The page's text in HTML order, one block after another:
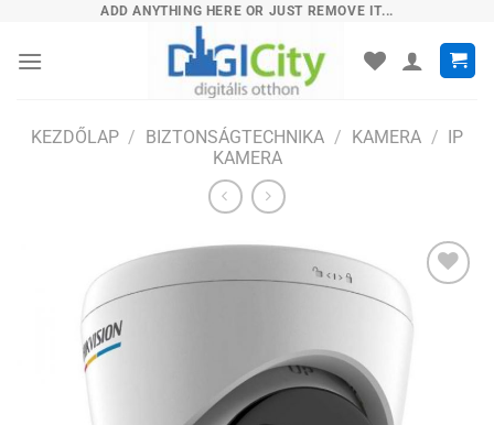
content
ADD ANYTHING HERE OR JUST REMOVE IT...
KEZDŐLAP / BIZTONSÁGTECHNIKA / KAMERA / IP
KAMERA
Hozzáadás
kívánságlistához